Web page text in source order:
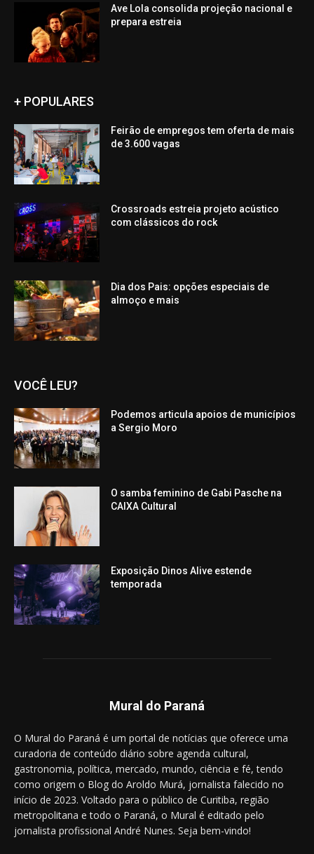
Ave Lola consolida projeção nacional e
prepara estreia
+ POPULARES
Feirão de empregos tem oferta de mais
de 3.600 vagas
Crossroads estreia projeto acústico
com clássicos do rock
Dia dos Pais: opções especiais de
almoço e mais
VOCÊ LEU?
Podemos articula apoios de municípios
a Sergio Moro
O samba feminino de Gabi Pasche na
CAIXA Cultural
Exposição Dinos Alive estende
temporada
Mural do Paraná
O Mural do Paraná é um portal de notícias que oferece uma
curadoria de conteúdo diário sobre agenda cultural,
gastronomia, política, mercado, mundo, ciência e fé, tendo
como origem o Blog do Aroldo Murá, jornalista falecido no
início de 2023. Voltado para o público de Curitiba, região
metropolitana e todo o Paraná, o Mural é editado pelo
jornalista profissional André Nunes. Seja bem-vindo!